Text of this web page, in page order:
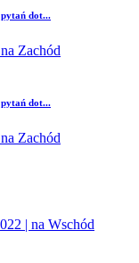
dot...
Zachód
dot...
Zachód
| na Wschód